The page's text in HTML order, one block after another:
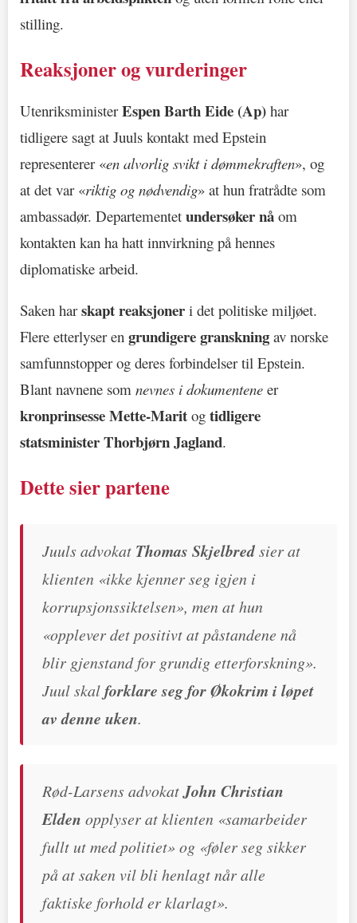
stilling.
Reaksjoner og vurderinger
UtenriksministerEspen Barth Eide (Ap) har
tidligere sagt at Juuls kontakt med Epstein
representerer «en alvorlig svikt i dømmekraften», og
at det var «riktig og nødvendig» at hun fratrådte som
ambassadør. Departementet undersøker nå om
kontakten kan ha hatt innvirkning på hennes
diplomatiske arbeid.
Saken harskapt reaksjoner i det politiske miljøet.
Flere etterlyser en grundigere granskning av norske
samfunnstopper og deres forbindelser til Epstein.
Blant navnene som nevnes i dokumentene er
kronprinsesse Mette-Marit og tidligere
statsminister Thorbjørn Jagland.
Dette sier partene
Juuls advokat Thomas Skjelbredsier at
klienten «ikke kjenner seg igjen i
korrupsjonssiktelsen», men at hun
«opplever det positivt at påstandene nå
blir gjenstand for grundig etterforskning».
Juul skalforklare seg for Økokrim i løpet
av denne uken.
Rød-Larsens advokatJohn Christian
Elden opplyser at klienten «samarbeider
fullt ut med politiet» og «føler seg sikker
på at saken vil bli henlagt når alle
faktiske forhold er klarlagt».